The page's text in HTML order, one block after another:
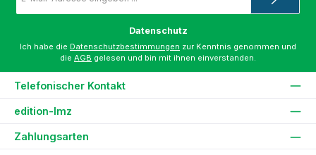
*
Datenschutz
Ich habe die Datenschutzbestimmungen zur Kenntnis genommen und
die AGB gelesen und bin mit ihnen einverstanden.
Telefonischer Kontakt
edition-lmz
Zahlungsarten